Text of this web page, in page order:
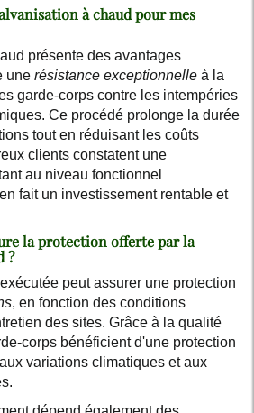
à chaud pour mes
présente des avantages
une résistance exceptionnelle à la
garde-corps contre les intempéries
Ce procédé prolonge la durée
tout en réduisant les coûts
clients constatent une
au niveau fonctionnel
fait un investissement rentable et
la protection offerte par la
?
peut assurer une protection
, en fonction des conditions
des sites. Grâce à la qualité
corps bénéficient d'une protection
variations climatiques et aux